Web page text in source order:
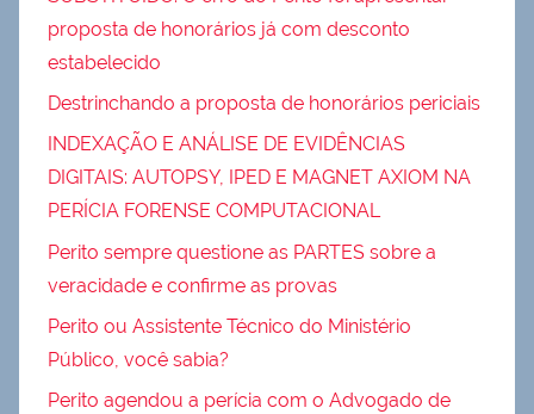
proposta de honorários já com desconto
estabelecido
Destrinchando a proposta de honorários periciais
INDEXAÇÃO E ANÁLISE DE EVIDÊNCIAS
DIGITAIS: AUTOPSY, IPED E MAGNET AXIOM NA
PERÍCIA FORENSE COMPUTACIONAL
Perito sempre questione as PARTES sobre a
veracidade e confirme as provas
Perito ou Assistente Técnico do Ministério
Público, você sabia?
Perito agendou a perícia com o Advogado de